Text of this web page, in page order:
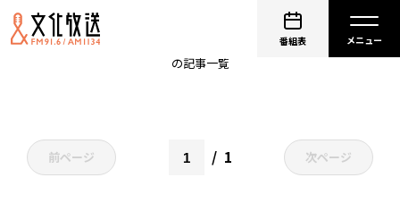
番組表
の記事一覧
前ページ 1 次ページ